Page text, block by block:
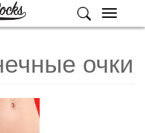
Меню
очки